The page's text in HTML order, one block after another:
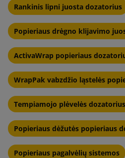
Rankinis lipni juosta dozatorius
Popieriaus drėgno klijavimo
ActivaWrap popieriaus
WrapPak vabzdžio ląstelės
Tempiamojo plėvelės dozatorius
Popieriaus dėžutės popieriaus
Popieriaus pagalvėlių sistemos